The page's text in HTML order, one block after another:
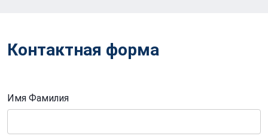
Контактная форма
Имя Фамилия